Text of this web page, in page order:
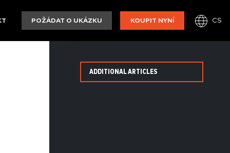
POŽÁDAT O UKÁZKU KOUPIT NYNÍ CS
ADDITIONAL ARTICLES